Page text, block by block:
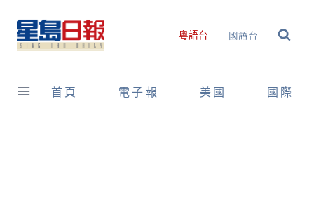
content
粵語台 國語台
首頁 電子報 美國 國際